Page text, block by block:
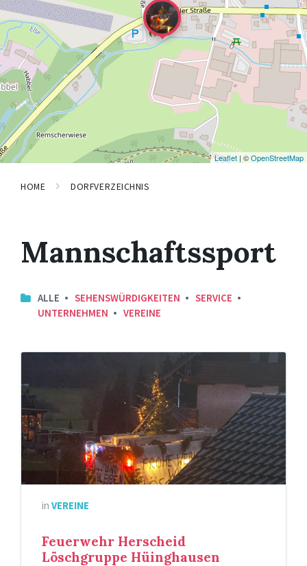
Leaflet | ©OpenStreetMap
HOME DORFVERZEICHNIS
Mannschaftssport
ALLE SEHENSWÜRDIGKEITEN
SERVICE
UNTERNEHMEN
VEREINE
in VEREINE
Feuerwehr Herscheid
Löschgruppe Hüinghausen